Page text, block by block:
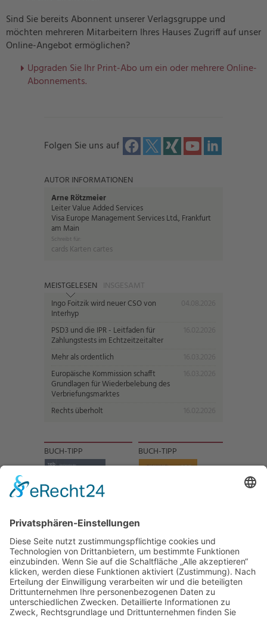
Sind Sie bereits Abonnent unserer Verlagsgruppe und
möchten mehreren Mitarbeitern Ihres Hauses Zugriff auf unser
Online-Angebot ermöglichen?
Upgraden Sie Ihr Print-Abo um ein oder mehrere Online-
Abonnements.
Folgen Sie uns auf
AUTOR INFORMATIONEN
Arne Rötzmeier
Leiter Value Added Services
Visa Europe Management Services Ltd., Frankfurt
am Main
Schreibt für:
cards Karten cartes
MEISTGELESEN INSGESAMT
Ingo Foitzik wird neuer CSO von
Interhyp
PSD3 und die IPR - Leitfaden für
Zahlungstests im Echtzeitzeitalter
Mehr als ordentlich
Europäische Kommission schafft
Grundlagen für Wiederbelebung des
Verbriefungsmarktes
Rechts überholt
BUCH-TIPP BUCH-TIPP